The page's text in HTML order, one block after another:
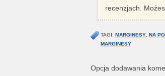
recenzjach.
TAGI: MARGINESY, NA
MARGINESY
Opcja dodawania